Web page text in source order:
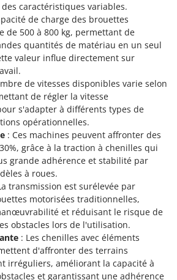
caractéristiques variables.
de charge des brouettes
de 500 à 800 kg, permettant de
quantités de matériau en un seul
valeur influe directement sur
de vitesses disponibles varie selon
de régler la vitesse
s'adapter à différents types de
opérationnelles.
: Ces machines peuvent affronter des
grâce à la traction à chenilles qui
grande adhérence et stabilité par
à roues.
transmission est surélevée par
motorisées traditionnelles,
et réduisant le risque de
obstacles lors de l'utilisation.
: Les chenilles avec éléments
d'affronter des terrains
irréguliers, améliorant la capacité à
et garantissant une adhérence